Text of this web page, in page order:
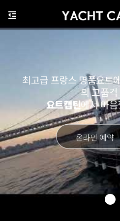
최고급 프랑스 명품요트
의 고품
요트캡틴에서 마
온라인 예약